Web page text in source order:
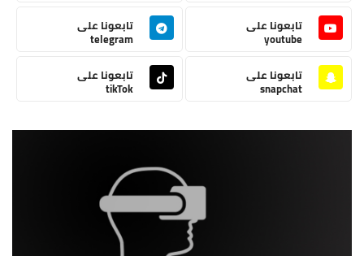
تابعونا على
youtube
تابعونا على
telegram
تابعونا على
snapchat
تابعونا على
tikTok